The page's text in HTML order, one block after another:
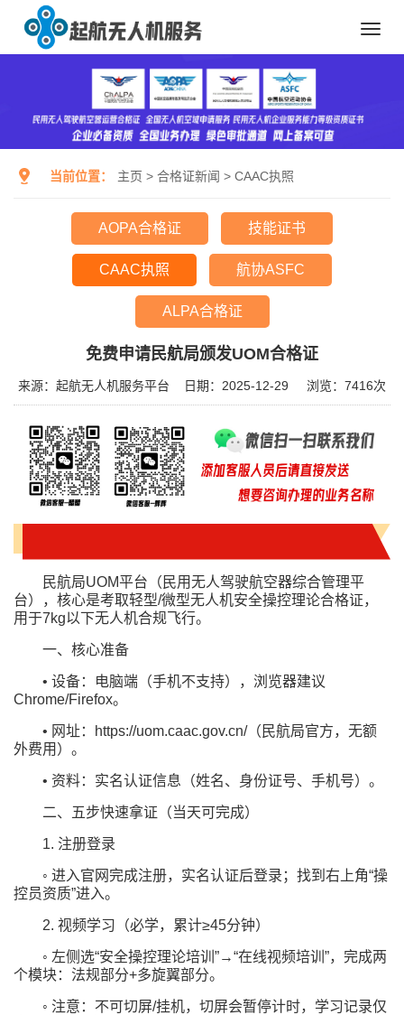
当前位置： 主页 > 合格证新闻 > CAAC执照
AOPA合格证 技能证书
CAAC执照 航协ASFC
ALPA合格证
免费申请民航局颁发UOM合格证
来源：起航无人机服务平台 日期：2025-12-29 浏览： 7416次
民航局UOM平台（民用无人驾驶航空器综合管理平
台），核心是考取轻型/微型无人机安全操控理论合格证，
用于7kg以下无人机合规飞行。
一、核心准备
• 设备：电脑端（手机不支持），浏览器建议
Chrome/Firefox。
• 网址：https://uom.caac.gov.cn/（民航局官方，无额
外费用）。
• 资料：实名认证信息（姓名、身份证号、手机号）。
二、五步快速拿证（当天可完成）
1. 注册登录
◦ 进入官网完成注册，实名认证后登录；找到右上角“操
控员资质”进入。
2. 视频学习（必学，累计≥45分钟）
◦ 左侧选“安全操控理论培训”→“在线视频培训”，完成两
个模块：法规部分+多旋翼部分。
◦ 注意：不可切屏/挂机，切屏会暂停计时，学习记录仅